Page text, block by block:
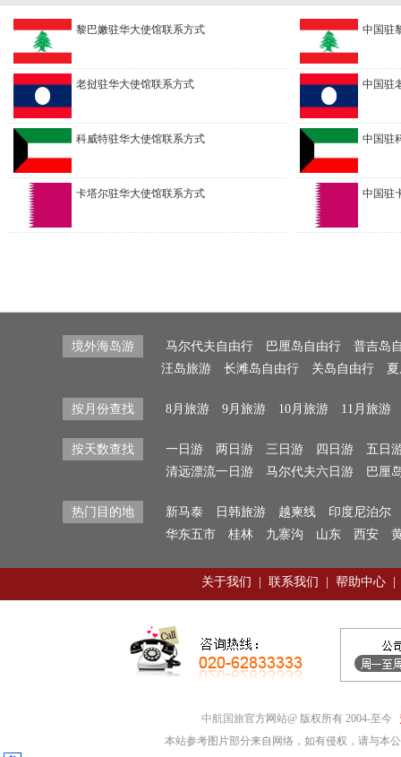
黎巴嫩驻华大使馆联系方式 中国驻
老挝驻华大使馆联系方式 中国驻
科威特驻华大使馆联系方式 中国驻
卡塔尔驻华大使馆联系方式 中国驻
境外海岛游 马尔代夫自由行 巴厘岛自由行
普吉岛
汪岛旅游
长滩岛自由行 关岛自由行
按月份查找 8月旅游 9月旅游 10月旅游 11月旅游
按天数查找 一日游 两日游 三日游 四日游
五日
清远漂流一日游
马尔代夫六日游 巴厘
热门目的地 新马泰 日韩旅游 越柬线
印度尼泊尔
华东五市
桂林 九寨沟 山东 西安
关于我们 联系我们 帮助中心
中航国旅官方网站@ 版权所有 2004-至今
本站参考图片部分来自网络，如有侵权，请与本